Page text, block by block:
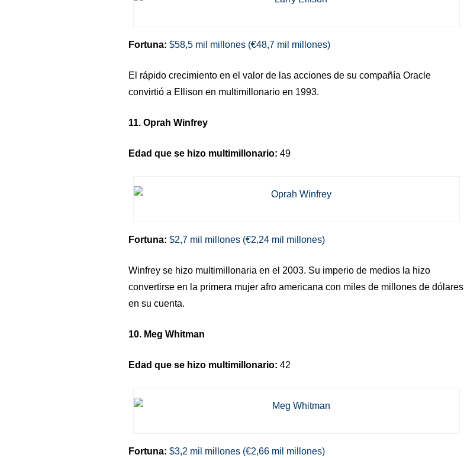
Fortuna: $58,5 mil millones (€48,7 mil millones)
El rápido crecimiento en el valor de las acciones de su compañía Oracle
convirtió a Ellison en multimillonario en 1993.
11. Oprah Winfrey
Edad que se hizo multimillonario: 49
Fortuna: $2,7 mil millones (€2,24 mil millones)
Winfrey se hizo multimillonaria en el 2003. Su imperio de medios la hizo
convertirse en la primera mujer afro americana con miles de millones de dólares
en su cuenta.
10. Meg Whitman
Edad que se hizo multimillonario: 42
Fortuna: $3,2 mil millones (€2,66 mil millones)